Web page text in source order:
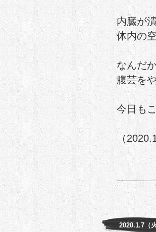
内臓が
体内の
なんだ
腹芸を
今日も
（
2020.1.7（